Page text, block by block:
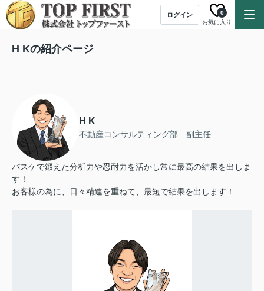
ログイン
お気に入り
0
H Kの紹介ページ
H K
不動産コンサルティング部 副主任
バスケで鍛えた分析力や忍耐力を活かし常に最高の結果を出しま
す！
お客様の為に、日々精進を重ねて、最短で結果を出します！